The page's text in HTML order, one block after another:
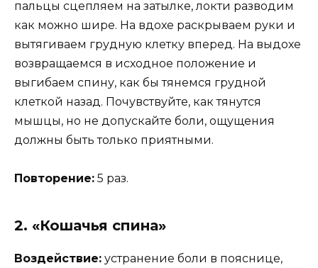
пальцы сцепляем на затылке, локти разводим
как можно шире. На вдохе раскрываем руки и
вытягиваем грудную клетку вперед. На выдохе
возвращаемся в исходное положение и
выгибаем спину, как бы тянемся грудной
клеткой назад. Почувствуйте, как тянутся
мышцы, но не допускайте боли, ощущения
должны быть только приятными.
Повторение: 5 раз.
2. «Кошачья спина»
Воздействие: устранение боли в пояснице,